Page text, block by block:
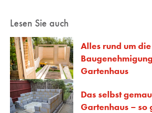
Lesen Sie auch
Alles rund um die
Gartenhaus
Das selbst
Gartenhaus – so